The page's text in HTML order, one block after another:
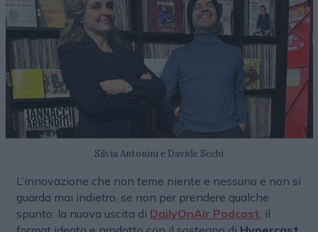
Silvia Antonini e Davide Sechi
L’innovazione che non teme niente e nessuno e non si
guarda mai indietro, se non per prendere qualche
spunto: la nuova uscita di DailyOnAir Podcast , il